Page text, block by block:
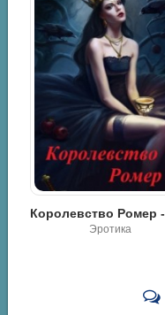
Эротика